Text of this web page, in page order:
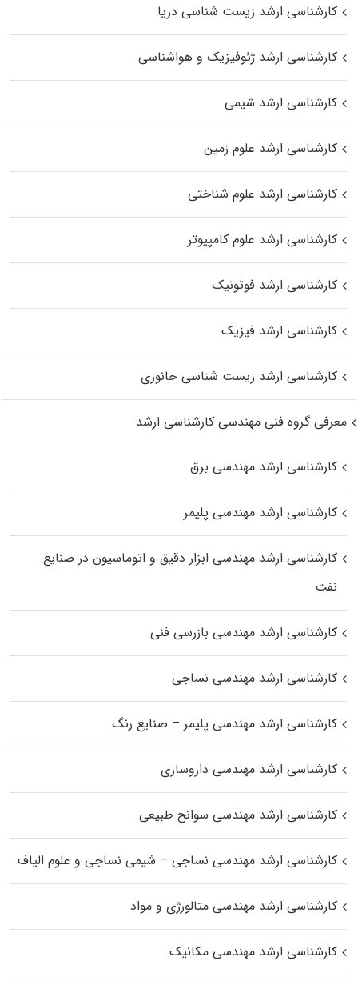
کارشناسی ارشد زیست‌ شناسی دریا
کارشناسی ارشد ژئوفیزیک و هواشناسی
کارشناسی ارشد شیمی
کارشناسی ارشد علوم زمین
کارشناسی ارشد علوم شناختی
کارشناسی ارشد علوم کامپیوتر
کارشناسی ارشد فوتونیک
کارشناسی ارشد فیزیک
کارشناسی ارشد زیست‌ شناسی جانوری
معرفی گروه فنی مهندسی کارشناسی ارشد
کارشناسی ارشد مهندسی برق
کارشناسی ارشد مهندسی پلیمر
کارشناسی ارشد مهندسی ابزار دقیق و اتوماسیون در صنایع
نفت
کارشناسی ارشد مهندسی بازرسی فنی
کارشناسی ارشد مهندسی نساجی
کارشناسی ارشد مهندسی پلیمر – صنایع رنگ
کارشناسی ارشد مهندسی داروسازی
کارشناسی ارشد مهندسی سوانح طبیعی
کارشناسی ارشد مهندسی نساجی – شیمی نساجی و علوم الیاف
کارشناسی ارشد مهندسی متالورژی و مواد
کارشناسی ارشد مهندسی مکانیک